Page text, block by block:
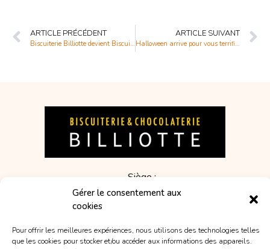
Gérer le consentement aux
cookies
Pour offrir les meilleures expériences, nous utilisons des technologies telles
que les cookies pour stocker et/ou accéder aux informations des appareils.
ARTICLE PRÉCÉDENT
Biscuiterie Billiotte devient Biscuiterie & Chocolaterie Billiotte
ARTICLE SUIVANT
Halloween arrive pour vous terrifier en magasin !
Siège :
12 rue Jacquard
03 81 34 34 16(associations)